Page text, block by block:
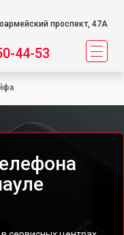
проспект, 47А
44-53